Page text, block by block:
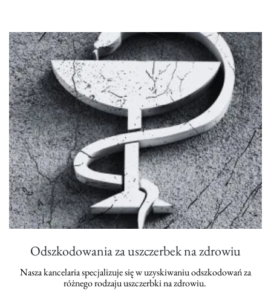
Odszkodowania za uszczerbek na zdrowiu
Nasza kancelaria specjalizuje się w uzyskiwaniu odszkodowań za
różnego rodzaju uszczerbki na zdrowiu.